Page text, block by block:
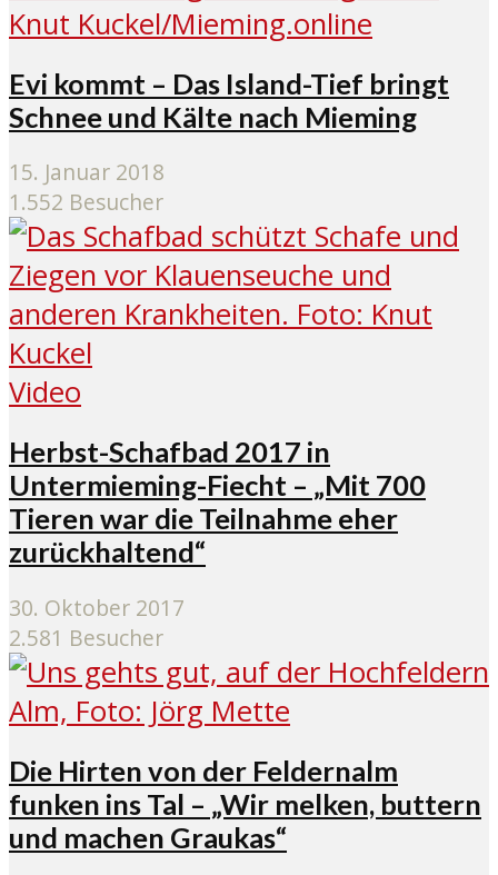
Evi kommt – Das Island-Tief bringt
Schnee und Kälte nach Mieming
15. Januar 2018
1.552 Besucher
Video
Herbst-Schafbad 2017 in
Untermieming-Fiecht – „Mit 700
Tieren war die Teilnahme eher
zurückhaltend“
30. Oktober 2017
2.581 Besucher
Die Hirten von der Feldernalm
funken ins Tal – „Wir melken, buttern
und machen Graukas“